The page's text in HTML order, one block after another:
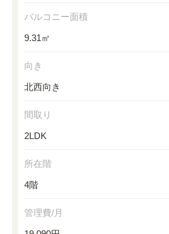
バルコニー面積
9.31㎡
向き
北西向き
間取り
2LDK
所在階
4階
管理費/月